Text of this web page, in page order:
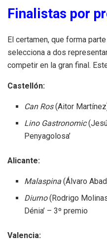
Finalistas por
El certamen, que forma parte
selecciona a dos
competir en la gran final.
Castellón:
Can Ros(Aitor
Lino Gastronomic
Penyagolosa’
Alicante:
Malaspina (Álvaro
Diurno(Rodrigo
Dénia’ – 3º premio
Valencia: